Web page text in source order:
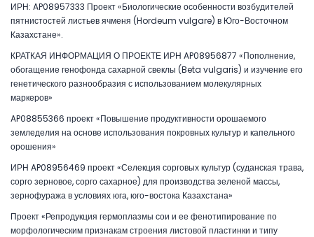
ИРН: AP08957333 Проект «Биологические особенности возбудителей
пятнистостей листьев ячменя (Hordeum vulgare) в Юго-Восточном
Казахстане».
КРАТКАЯ ИНФОРМАЦИЯ О ПРОЕКТЕ ИРН AP08956877 «Пополнение,
обогащение генофонда сахарной свеклы (Beta vulgaris) и изучение его
генетического разнообразия с использованием молекулярных
маркеров»
AP08855366 проект «Повышение продуктивности орошаемого
земледелия на основе использования покровных культур и капельного
орошения»
ИРН AP08956469 проект «Селекция сорговых культур (суданская трава,
сорго зерновое, сорго сахарное) для производства зеленой массы,
зернофуража в условиях юга, юго-востока Казахстана»
Проект «Репродукция гермоплазмы сои и ее фенотипирование по
морфологическим признакам строения листовой пластинки и типу